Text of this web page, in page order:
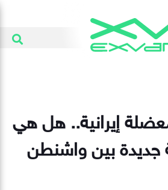
إيرانية.. هل هي
جديدة بين واشنطن